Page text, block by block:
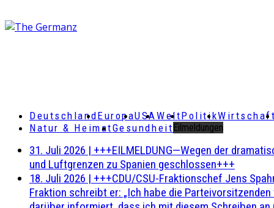
DeutschlandEuropaUSAWeltPolitikWirtschaft
Natur & HeimatGesundheit Eilmeldungen
31. Juli 2026 | +++EILMELDUNG—Wegen der
und Luftgrenzen zu Spanien geschlossen+++
18. Juli 2026 | +++CDU/CSU-Fraktionschef Jens
Fraktion schreibt er: „Ich habe die